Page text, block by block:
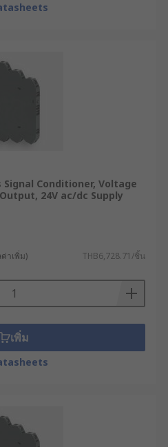
Signal Conditioner, Voltage
24V ac/dc Supply
าเพิ่ม) THB6,728.71/ชิ้น
เพิ่ม